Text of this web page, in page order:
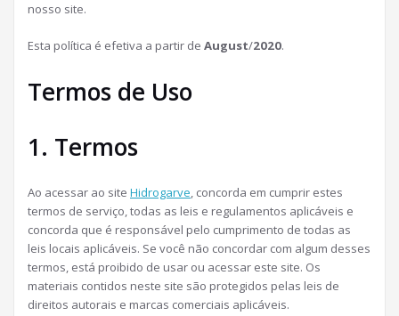
nosso site.
Esta política é efetiva a partir de August/2020.
Termos de Uso
1. Termos
Ao acessar ao site Hidrogarve, concorda em cumprir estes
termos de serviço, todas as leis e regulamentos aplicáveis ​​e
concorda que é responsável pelo cumprimento de todas as
leis locais aplicáveis. Se você não concordar com algum desses
termos, está proibido de usar ou acessar este site. Os
materiais contidos neste site são protegidos pelas leis de
direitos autorais e marcas comerciais aplicáveis.